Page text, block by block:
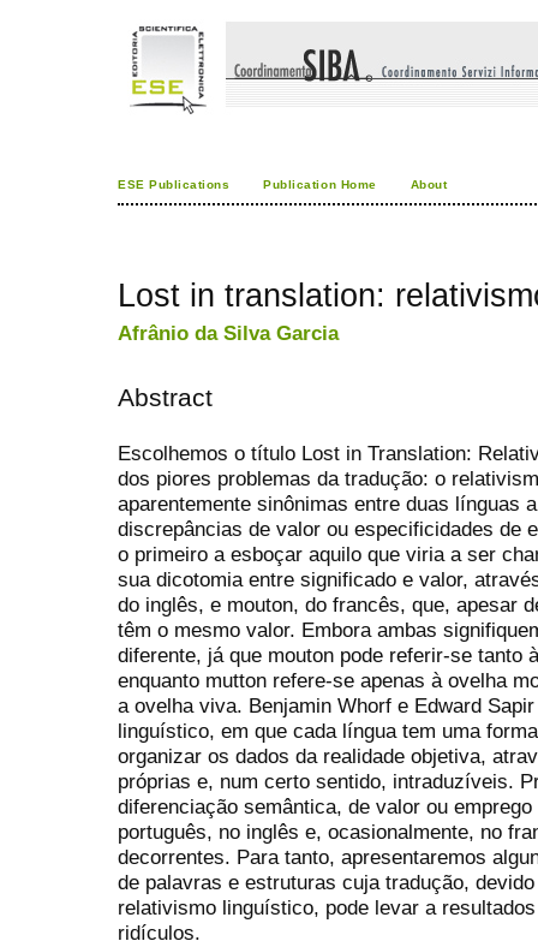
ESE Publications Publication Home About
Lost in translation:
Afrânio da Silva Garcia
Abstract
Escolhemos o título Lost in Translation:
dos piores problemas da tradução: o
aparentemente sinônimas entre duas línguas
discrepâncias de valor ou especificidades de
o primeiro a esboçar aquilo que viria a ser
sua dicotomia entre significado e valor,
do inglês, e mouton, do francês, que, apesar
têm o mesmo valor. Embora ambas
diferente, já que mouton pode referir-se tanto
enquanto mutton refere-se apenas à ovelha
a ovelha viva. Benjamin Whorf e Edward
linguístico, em que cada língua tem uma
organizar os dados da realidade objetiva,
próprias e, num certo sentido, intraduzíveis.
diferenciação semântica, de valor ou
português, no inglês e, ocasionalmente, no
decorrentes. Para tanto, apresentaremos
de palavras e estruturas cuja tradução,
relativismo linguístico, pode levar a
ridículos.